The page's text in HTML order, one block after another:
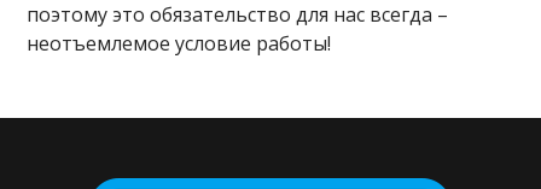
поэтому это обязательство для нас всегда –
неотъемлемое условие работы!